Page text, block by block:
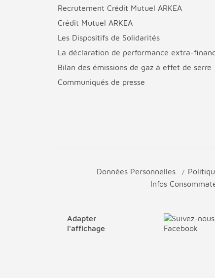
Recrutement Crédit Mutuel ARKEA
Crédit Mutuel ARKEA
Les Dispositifs de Solidarités
La déclaration de performance extra-
Bilan des émissions de gaz à effet de serre
Communiqués de presse
Données Personnelles
Infos
Adapter
l'affichage